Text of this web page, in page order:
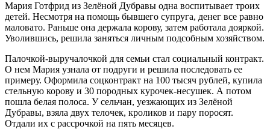
Мария Готфрид из Зелёной Дубравы одна воспитывает троих
детей. Несмотря на помощь бывшего супруга, денег все равно
маловато. Раньше она держала корову, затем работала дояркой.
Уволившись, решила заняться личным подсобным хозяйством.
Палочкой-выручалочкой для семьи стал социальный контракт.
О нем Мария узнала от подруги и решила последовать ее
примеру. Оформила соцконтракт на 100 тысяч рублей, купила
стельную корову и 30 породных курочек-несушек. А потом
пошла белая полоса. У сельчан, уезжающих из Зелёной
Дубравы, взяла двух телочек, кроликов и пару поросят.
Отдали их с рассрочкой на пять месяцев.